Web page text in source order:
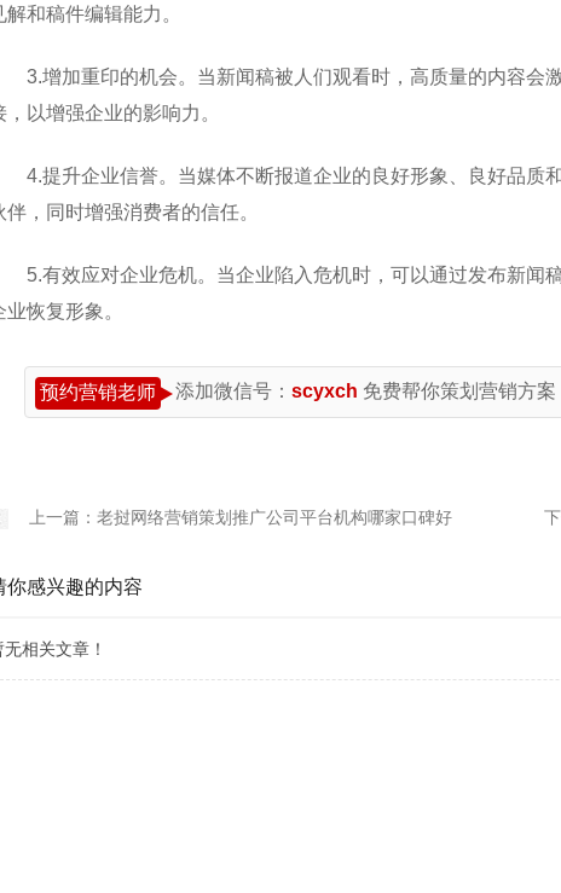
解和稿件编辑能力。
3.增加重印的机会。当新闻稿被人们观看时，高质量的内容会
，以增强企业的影响力。
4.提升企业信誉。当媒体不断报道企业的良好形象、良好品质
伴，同时增强消费者的信任。
5.有效应对企业危机。当企业陷入危机时，可以通过发布新闻
业恢复形象。
预约营销老师 添加微信号： scyxch 免费帮你策划营销方案
上一篇： 老挝网络营销策划推广公司平台机构哪家口碑好
你感兴趣的内容
无相关文章！